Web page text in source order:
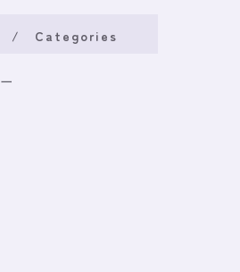
Categories